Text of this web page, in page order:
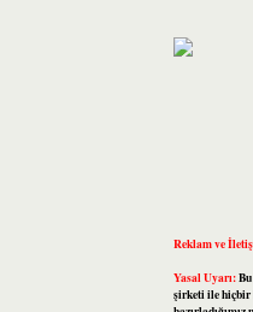
Reklam ve
Yasal Uyarı:
şirketi ile hiçbir